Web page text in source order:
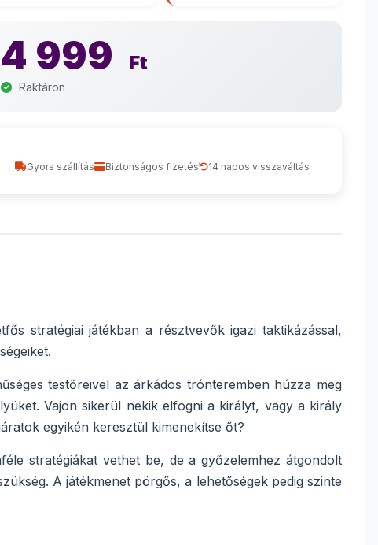
4 999 Ft
Raktáron
Gyors szállítás Biztonságos fizetés 14 napos visszaváltás
stratégiai játékban a résztvevők igazi taktikázással,
testőreivel az árkádos trónteremben húzza meg
Vajon sikerül nekik elfogni a királyt, vagy a király
egyikén keresztül kimenekítse őt?
stratégiákat vethet be, de a győzelemhez átgondolt
A játékmenet pörgős, a lehetőségek pedig szinte